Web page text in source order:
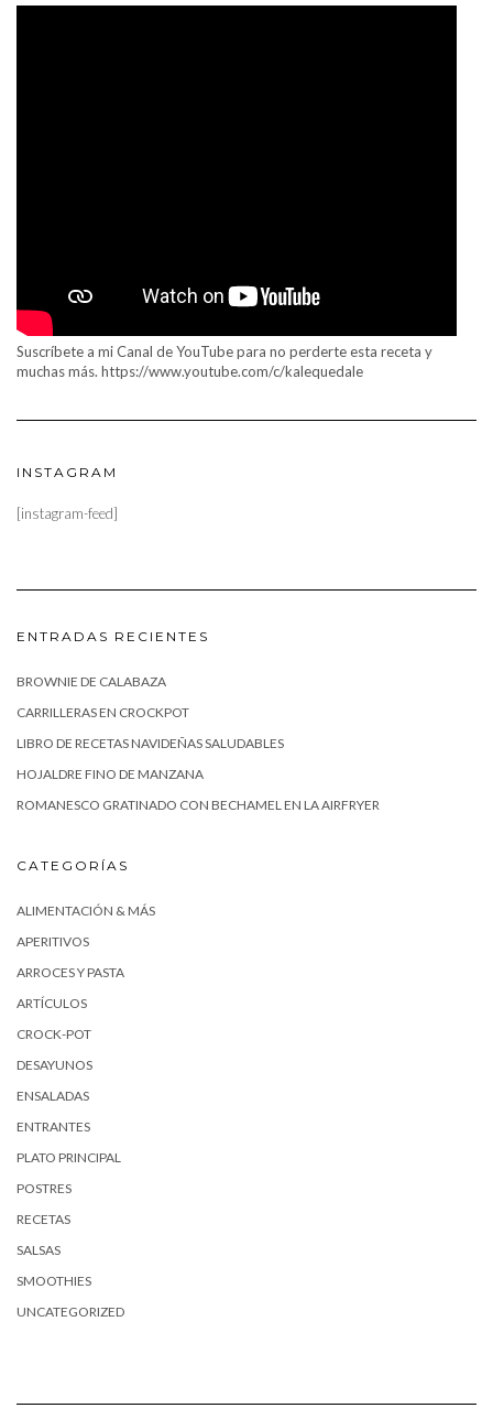
Suscríbete a mi Canal de YouTube para no perderte esta receta y
muchas más. https://www.youtube.com/c/kalequedale
INSTAGRAM
[instagram-feed]
ENTRADAS RECIENTES
BROWNIE DE CALABAZA
CARRILLERAS EN CROCKPOT
LIBRO DE RECETAS NAVIDEÑAS SALUDABLES
HOJALDRE FINO DE MANZANA
ROMANESCO GRATINADO CON BECHAMEL EN LA AIRFRYER
CATEGORÍAS
ALIMENTACIÓN & MÁS
APERITIVOS
ARROCES Y PASTA
ARTÍCULOS
CROCK-POT
DESAYUNOS
ENSALADAS
ENTRANTES
PLATO PRINCIPAL
POSTRES
RECETAS
SALSAS
SMOOTHIES
UNCATEGORIZED